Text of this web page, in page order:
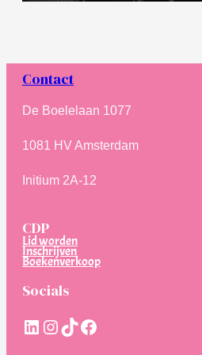
Contact
De Boelelaan 1077
1081 HV Amsterdam
Initium 2A-12
CDP
Lid worden
Inschrijven
Boekenverkoop
Socials
LinkedIn
Instagram
TikTokFacebook